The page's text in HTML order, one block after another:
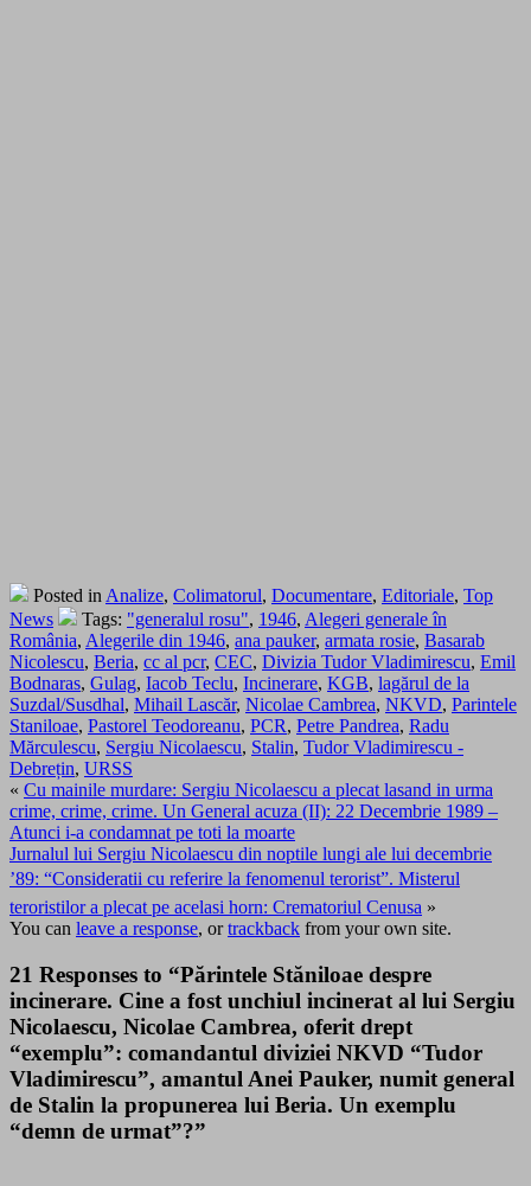
Posted in Analize, Colimatorul, Documentare, Editoriale, Top
News
Tags: "generalul rosu", 1946, Alegeri generale în
România, Alegerile din 1946, ana pauker, armata rosie, Basarab
Nicolescu, Beria, cc al pcr, CEC, Divizia Tudor Vladimirescu, Emil
Bodnaras, Gulag, Iacob Teclu, Incinerare, KGB, lagărul de la
Suzdal/Susdhal, Mihail Lascăr, Nicolae Cambrea, NKVD, Parintele
Staniloae, Pastorel Teodoreanu, PCR, Petre Pandrea, Radu
Mărculescu, Sergiu Nicolaescu, Stalin, Tudor Vladimirescu -
Debrețin, URSS
« Cu mainile murdare: Sergiu Nicolaescu a plecat lasand in urma
crime, crime, crime. Un General acuza (II): 22 Decembrie 1989 –
Atunci i-a condamnat pe toti la moarte
Jurnalul lui Sergiu Nicolaescu din noptile lungi ale lui decembrie
’89: “Consideratii cu referire la fenomenul terorist”. Misterul
teroristilor a plecat pe acelasi horn: Crematoriul Cenusa »
You can leave a response, ortrackback from your own site.
21 Responses to “Părintele Stăniloae despre
incinerare. Cine a fost unchiul incinerat al lui Sergiu
Nicolaescu, Nicolae Cambrea, oferit drept
“exemplu”: comandantul diviziei NKVD “Tudor
Vladimirescu”, amantul Anei Pauker, numit general
de Stalin la propunerea lui Beria. Un exemplu
“demn de urmat”?”